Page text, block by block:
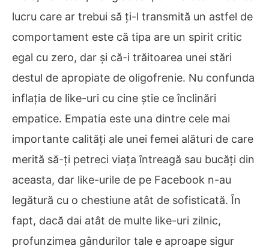
lucru care ar trebui să ți-l transmită un astfel de
comportament este că tipa are un spirit critic
egal cu zero, dar și că-i trăitoarea unei stări
destul de apropiate de oligofrenie. Nu confunda
inflația de like-uri cu cine știe ce înclinări
empatice. Empatia este una dintre cele mai
importante calități ale unei femei alături de care
merită să-ți petreci viața întreagă sau bucăți din
aceasta, dar like-urile de pe Facebook n-au
legătură cu o chestiune atât de sofisticată. În
fapt, dacă dai atât de multe like-uri zilnic,
profunzimea gândurilor tale e aproape sigur